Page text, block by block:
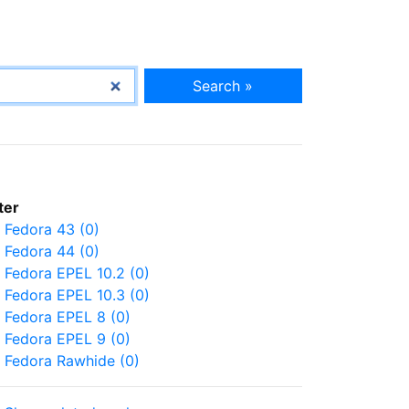
Search »
Fedora 43 (0)
Fedora 44 (0)
Fedora EPEL 10.2 (0)
Fedora EPEL 10.3 (0)
Fedora EPEL 8 (0)
Fedora EPEL 9 (0)
Fedora Rawhide (0)